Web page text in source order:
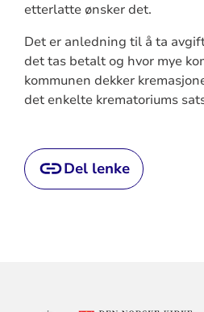
etterlatte ønsker det.
Det er anledning til å ta
det tas betalt og hvor mye
kommunen dekker
det enkelte krematoriums
Del lenke